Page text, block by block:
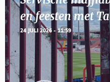
en feesten met
24 JULI 2026 - 11:59